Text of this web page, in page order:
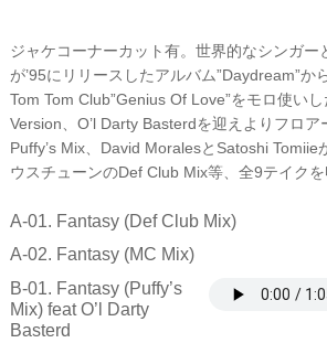
ジャケコーナーカット有。世界的なシンガー
が’95にリリースしたアルバム”Daydream”か
Tom Tom Club”Genius Of Love”をモロ使い
Version、O’l Darty Basterdを迎えよりフロア
Puffy’s Mix、David MoralesとSatoshi Tomiie
ウスチューンのDef Club Mix等、全9テイクを
A-01. Fantasy (Def Club Mix)
A-02. Fantasy (MC Mix)
B-01. Fantasy (Puffy’s
Mix) feat O’l Darty
Basterd